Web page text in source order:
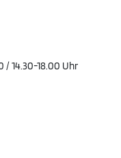
/ 14.30-18.00 Uhr